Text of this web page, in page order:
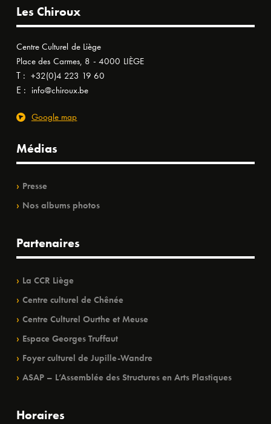
Les Chiroux
Centre Culturel de Liège
Place des Carmes, 8 - 4000 LIÈGE
T : +32(0)4 223 19 60
E : info@chiroux.be
Google map
Médias
Presse
Nos albums photos
Partenaires
La CCR Liège
Centre culturel de Chênée
Centre Culturel Ourthe et Meuse
Espace Georges Truffaut
Foyer culturel de Jupille-Wandre
ASAP – L’Assemblée des Structures en Arts Plastiques
Horaires